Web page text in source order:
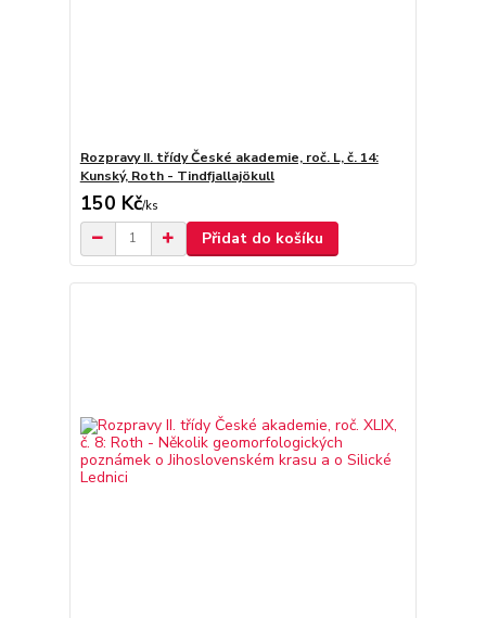
Rozpravy II. třídy České akademie, roč. L, č. 14:
Kunský, Roth - Tindfjallajökull
150 Kč/ks
Přidat do košíku